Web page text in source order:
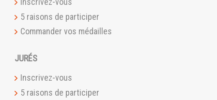
5 raisons de participer
Commander vos médailles
JURÉS
Inscrivez-vous
5 raisons de participer